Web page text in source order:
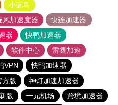
小蓝鸟
风加速度器
快连加速器
器
快鸭加速器
软件中心
雷霆加速
VPN
快鸭加速器
方版
神灯加速加速器
版 一元机场 跨境加速器